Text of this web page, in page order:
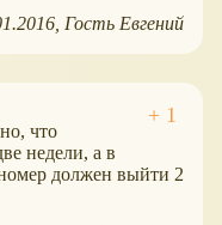
Гость Евгений
что
недели, а в
должен выйти 2